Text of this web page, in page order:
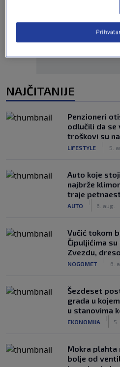
Oglas
NAJČITANIJE
Penzioneri
odlučili da se
troškovi su
LIFESTYLE 5.
Auto koje
najbrže
traje
AUTO 6. aug.
Vučić tokom
Čipuljićima
Zvezdu,
NOGOMET 6.
Šezdeset
grada u
u stanovima
EKONOMIJA 5.
Mokra plahta
bolje od